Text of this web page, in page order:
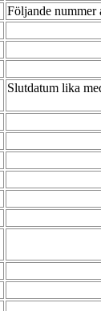
Följande nummer
Slutdatum lika